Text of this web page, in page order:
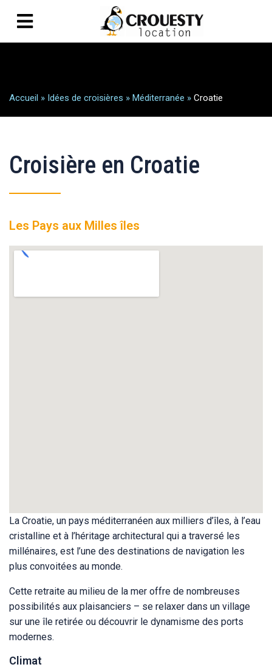
Accueil » Idées de croisières » Méditerranée » Croatie
Croisière en Croatie
Les Pays aux Milles îles
La Croatie, un pays méditerranéen aux milliers d’îles, à l’eau
cristalline et à l’héritage architectural qui a traversé les
millénaires, est l’une des destinations de navigation les
plus convoitées au monde.
Cette retraite au milieu de la mer offre de nombreuses
possibilités aux plaisanciers – se relaxer dans un village
sur une île retirée ou découvrir le dynamisme des ports
modernes.
Climat